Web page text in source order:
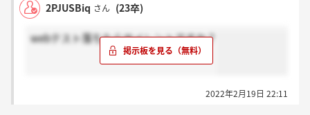
2PJUSBiq さん (23卒)
webテスト落ちたらサイレントですか？
2022年2月19日 22:11